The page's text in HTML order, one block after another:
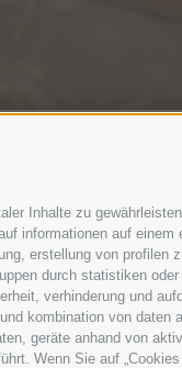
Inhalte zu
informationen auf einem
erstellung von profilen
durch statistiken
verhinderung und
kombination von daten
geräte anhand von
Wenn Sie auf